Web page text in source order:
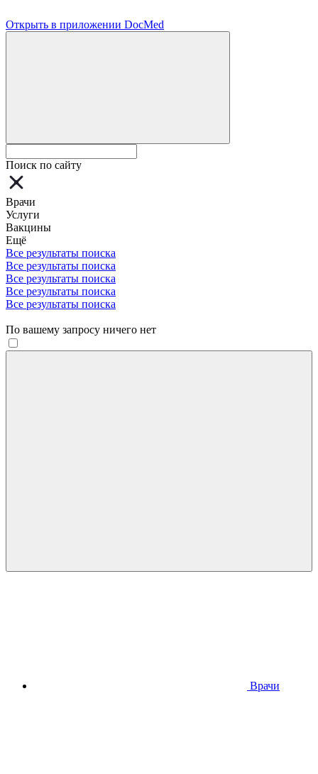
Открыть в приложении DocMed
Поиск по сайту
Врачи
Услуги
Вакцины
Ещё
Все результаты поиска
Все результаты поиска
Все результаты поиска
Все результаты поиска
Все результаты поиска
По вашему запросу ничего нет
Врачи